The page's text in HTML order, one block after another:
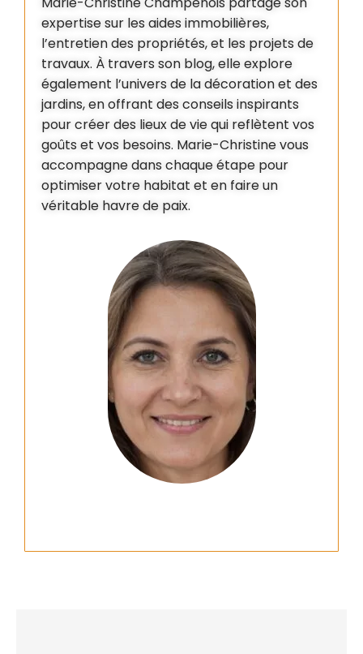
expertise sur les aides immobilières,
l’entretien des propriétés, et les projets de
travaux. À travers son blog, elle explore
également l’univers de la décoration et des
jardins, en offrant des conseils inspirants
pour créer des lieux de vie qui reflètent vos
goûts et vos besoins. Marie-Christine vous
accompagne dans chaque étape pour
optimiser votre habitat et en faire un
véritable havre de paix.